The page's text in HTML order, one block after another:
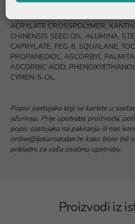
BISABOLOL, POTASSIUM CETYL
ACRYLATE CROSSPOLYMER,
CHINENSIS SEED OIL, ALUMINA,
CAPRYLATE, PEG-8, SQUALANE,
PROPANEDIOL, ASCORBYL
ASCORBIC ACID,
CYMEN-5-OL.
Popisi sastojaka koji se koriste u
ažuriraju. Prije upotrebe proizvoda,
popis sastojaka na pakiranju ili nas
online@ljekarnatalan.hr kako biste bili
prikladni za vašu osobnu upotrebu.
Proizvodi iz